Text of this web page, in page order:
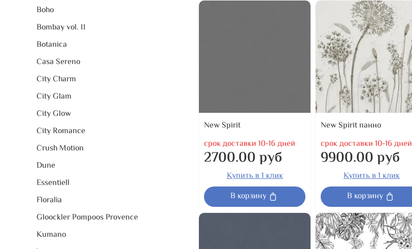
New Spirit
срок доставки 10-16 дней
2700.00 руб
Купить в 1 клик
В корзину
New Spirit панно
срок доставки 10-16 дней
9900.00 руб
Купить в 1 клик
В корзину
Boho
Bombay vol. II
Botanica
Casa Sereno
City Charm
City Glam
City Glow
City Romance
Crush Motion
Dune
Essentiell
Floralia
Gloockler Pompoos Provence
Kumano